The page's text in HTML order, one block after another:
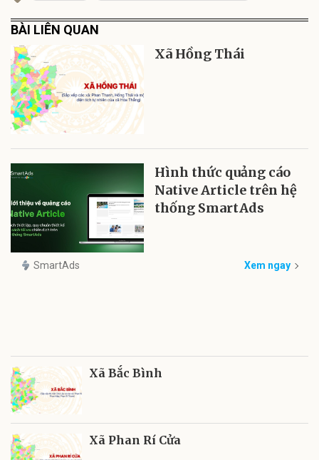
BÀI LIÊN QUAN
Xã Hồng Thái
Hình thức quảng cáo
Native Article trên hệ
thống SmartAds
SmartAds Xem ngay
Xã Bắc Bình
Xã Phan Rí Cửa